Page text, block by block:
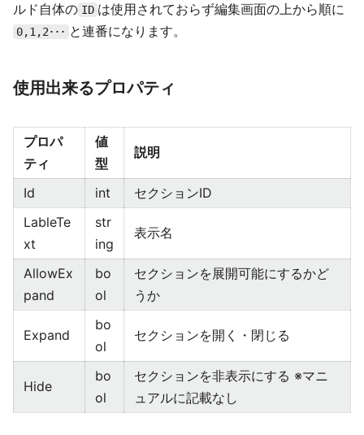
ルド自体の ID は使用されておらず編集画面の上から順に
0,1,2･･･ と連番になります。
使用出来るプロパティ
プロパ
ティ
値
型
説明
Id int
セクションID
LableTe
xt
str
ing
表示名
AllowEx
pand
bo
ol
セクションを展開可能にするかど
うか
Expand
bo
ol
セクションを開く・閉じる
Hide
bo
ol
セクションを非表示にする ※マニ
ュアルに記載なし